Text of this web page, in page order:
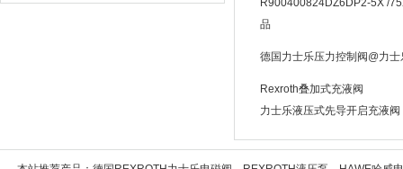
R900400824DZ6DP2-5X /
品
德国力士乐压力控制阀@力士
Rexroth叠加式充液阀
力士乐液压式先导开启充液阀